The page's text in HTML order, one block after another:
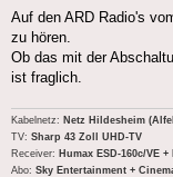
Auf den ARD Radio's
zu hören.
Ob das mit der
ist fraglich.
Kabelnetz: Netz Hildesheim
TV: Sharp 43 Zoll UHD-TV
Receiver: Humax ESD-160c/VE
Abo: Sky Entertainment +